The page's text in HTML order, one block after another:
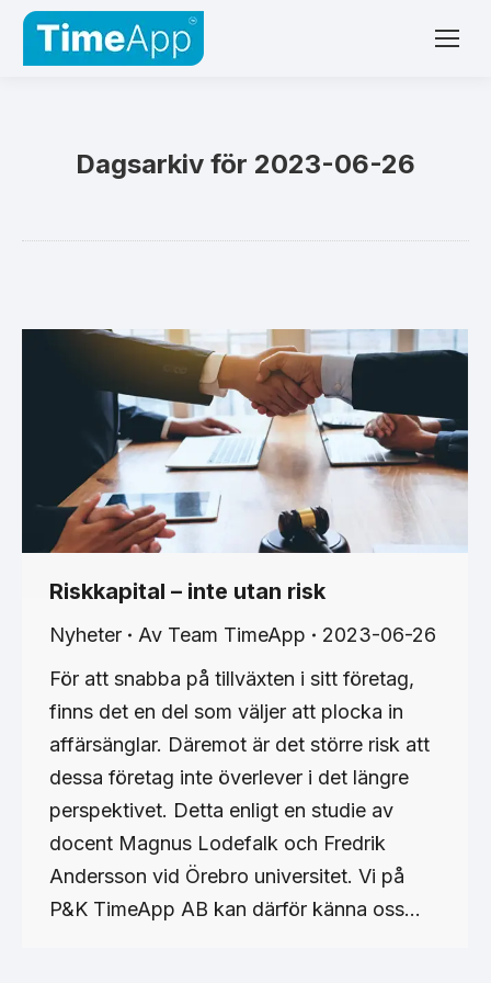
Dagsarkiv för 2023-06-26
Riskkapital – inte utan risk
Nyheter Av Team TimeApp
2023-06-26
För att snabba på tillväxten i sitt företag,
finns det en del som väljer att plocka in
affärsänglar. Däremot är det större risk att
dessa företag inte överlever i det längre
perspektivet. Detta enligt en studie av
docent Magnus Lodefalk och Fredrik
Andersson vid Örebro universitet. Vi på
P&K TimeApp AB kan därför känna oss…